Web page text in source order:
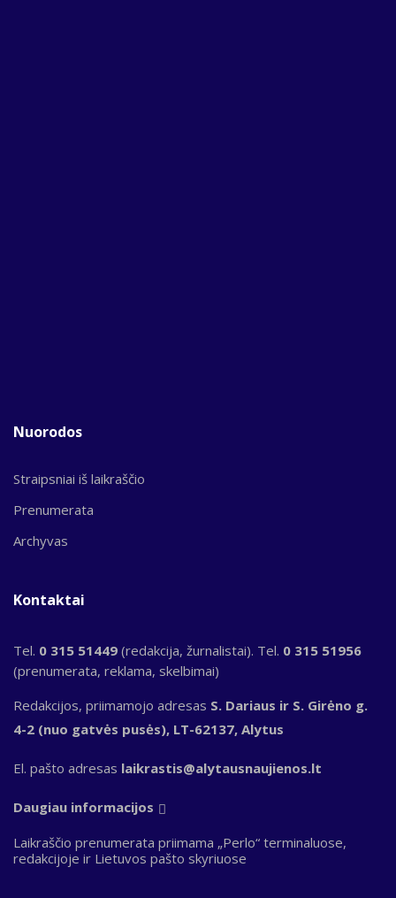
Nuorodos
Straipsniai iš laikraščio
Prenumerata
Archyvas
Kontaktai
Tel. 0 315 51449 (redakcija, žurnalistai). Tel. 0 315 51956
(prenumerata, reklama, skelbimai)
Redakcijos, priimamojo adresas S. Dariaus ir S. Girėno g.
4-2 (nuo gatvės pusės), LT-62137, Alytus
El. pašto adresas laikrastis@alytausnaujienos.lt
Daugiau informacijos
Laikraščio prenumerata priimama „Perlo“ terminaluose,
redakcijoje ir Lietuvos pašto skyriuose